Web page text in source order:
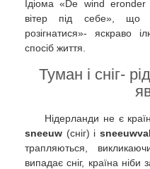
Ідіома «De wind eronder
вітер під себе», що
розігнатися»- яскраво
спосіб життя.
Туман і сніг-
Нідерланди не є
sneeuw (сніг) і sneeuwval
трапляються,
випадає сніг, країна